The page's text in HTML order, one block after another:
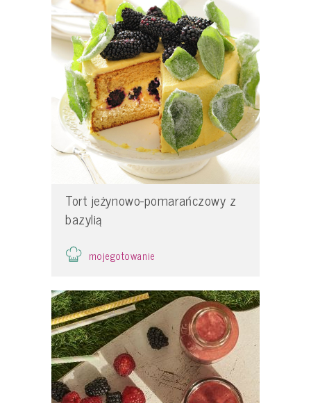
Tort jeżynowo-pomarańczowy z
bazylią
mojegotowanie